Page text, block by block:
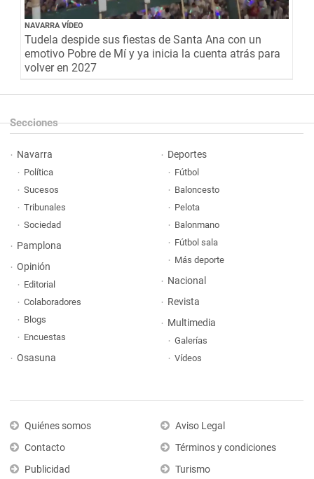
NAVARRA VÍDEO
Tudela despide sus fiestas de Santa Ana con un
emotivo Pobre de Mí y ya inicia la cuenta atrás para
volver en 2027
Secciones
Navarra
Política
Sucesos
Tribunales
Sociedad
Pamplona
Opinión
Editorial
Colaboradores
Blogs
Encuestas
Osasuna
Deportes
Fútbol
Baloncesto
Pelota
Balonmano
Fútbol sala
Más deporte
Nacional
Revista
Multimedia
Galerías
Vídeos
Quiénes somos
Contacto
Publicidad
Aviso Legal
Términos y condiciones
Turismo